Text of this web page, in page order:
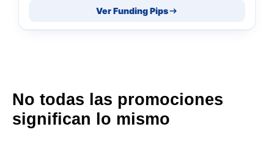
Ver Funding Pips
No todas las promociones
significan lo mismo